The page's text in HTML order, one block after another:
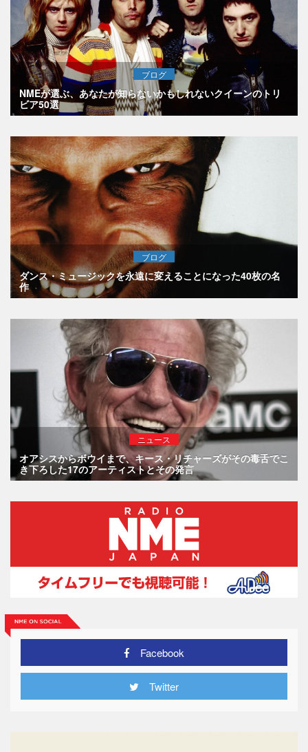
ブログ
NMEが選ぶ、あなたが知らないかもしれないクイーンのトリ
ビア50選
ブログ
ダンス・ミュージックを永遠に変えることになった40枚の名
作
ニュース
オアシスからボウイまで、キース・リチャーズがその毒舌でこ
き下ろした17のアーティストとその発言
Facebook
Twitter